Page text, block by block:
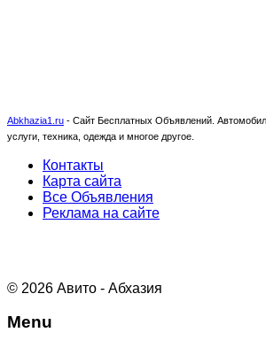
Abkhazia1.ru - Сайт Бесплатных Объявлений.
услуги, техника, одежда и многое другое.
Контакты
Карта сайта
Все Объявления
Реклама на сайте
© 2026 Авито - Абхазия
Menu